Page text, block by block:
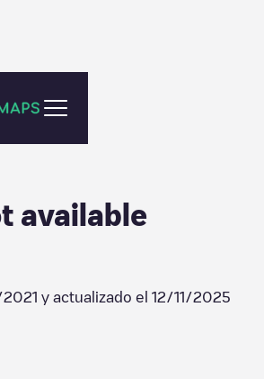
available
y actualizado el 12/11/2025